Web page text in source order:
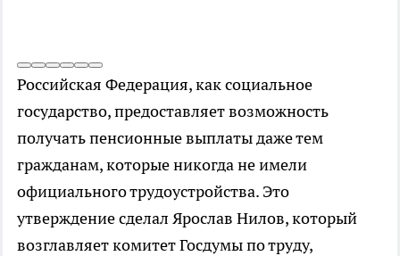
Российская Федерация, как социальное
государство, предоставляет возможность
получать пенсионные выплаты даже тем
гражданам, которые никогда не имели
официального трудоустройства. Это
утверждение сделал Ярослав Нилов, который
возглавляет комитет Госдумы по труду,